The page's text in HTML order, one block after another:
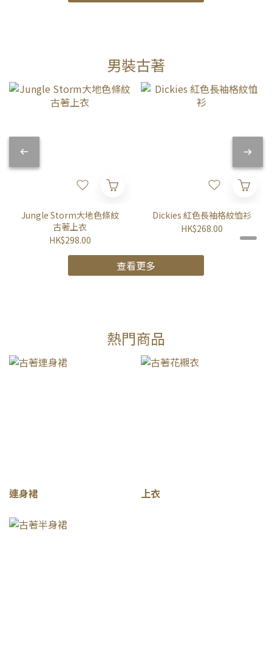
男裝古著
Jungle Storm大地色條紋
古著上衣
HK$298.00
Dickies 紅色長袖格紋恤衫
HK$268.00
查看更多
熱門商品
連身裙 上衣